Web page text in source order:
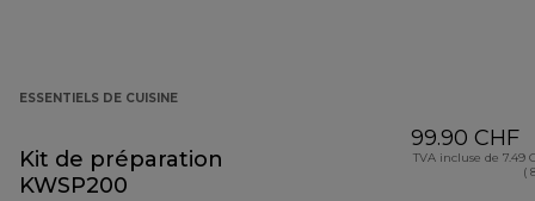
ESSENTIELS DE CUISINE
Kit de préparation
KWSP200
99.90 CHF
TVA incluse de 7.49
(